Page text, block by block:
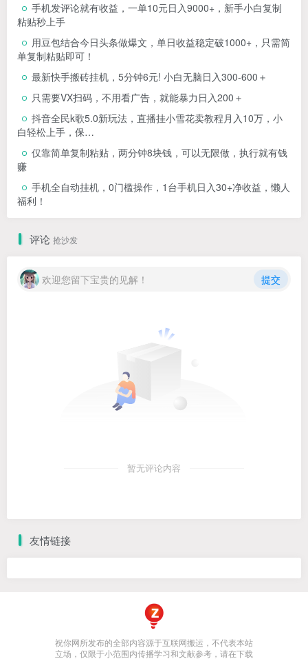
手机发评论就有收益，一单10元日入9000+，新手小白复制
粘贴秒上手
用豆包结合今日头条做爆文，单日收益稳定破1000+，只需简
单复制粘贴即可！
最新快手搬砖挂机，5分钟6元! 小白无脑日入300-600＋
只需要VX扫码，不用看广告，就能暴力日入200＋
抖音全民k歌5.0新玩法，直播挂小雪花卖教程月入10万，小
白轻松上手，保…
仅靠简单复制粘贴，两分钟8块钱，可以无限做，执行就有钱
赚
手机全自动挂机，0门槛操作，1台手机日入30+净收益，懒人
福利！
评论 抢沙发
欢迎您留下宝贵的见解！ 提交
暂无评论内容
友情链接
祝你网所发布的全部内容源于互联网搬运，不代表本站
立场，仅限于小范围内传播学习和文献参考，请在下载